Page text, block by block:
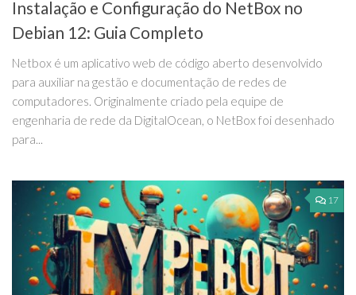
Instalação e Configuração do NetBox no
Debian 12: Guia Completo
Netbox é um aplicativo web de código aberto desenvolvido
para auxiliar na gestão e documentação de redes de
computadores. Originalmente criado pela equipe de
engenharia de rede da DigitalOcean, o NetBox foi desenhado
para...
17